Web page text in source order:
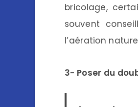
bricolage,
souvent
l’aération
3- Poser du